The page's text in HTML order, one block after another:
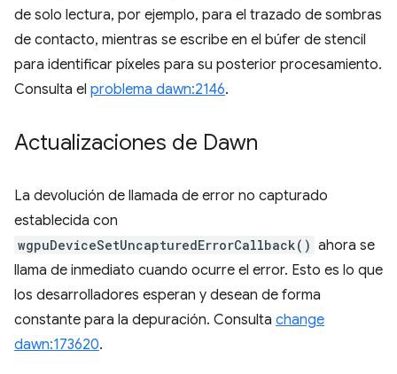
de solo lectura, por ejemplo, para el trazado de sombras
de contacto, mientras se escribe en el búfer de stencil
para identificar píxeles para su posterior procesamiento.
Consulta el problema dawn:2146.
Actualizaciones de Dawn
La devolución de llamada de error no capturado
establecida con
wgpuDeviceSetUncapturedErrorCallback() ahora se
llama de inmediato cuando ocurre el error. Esto es lo que
los desarrolladores esperan y desean de forma
constante para la depuración. Consulta change
dawn:173620.